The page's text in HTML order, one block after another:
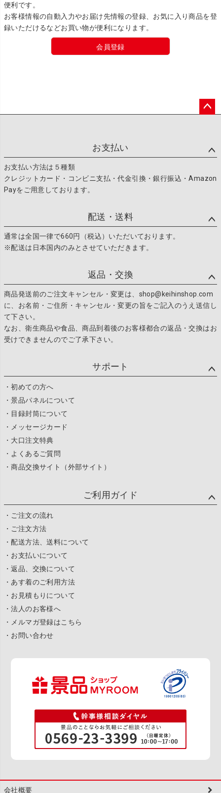
便利です。
お客様情報の自動入力やお届け先情報の登録、お気に入り商品を登
録いただけるなどお買い物が便利になります。
会員登録
お支払い
お支払い方法は５種類
クレジットカード・コンビニ支払・代金引換・銀行振込・Amazon
Payをご用意しております。
配送・送料
通常は全国一律で660円（税込）いただいております。
※配送は日本国内のみとさせていただきます。
返品・交換
商品発送前のご注文キャンセル・変更は、shop@keihinshop.com
に、お名前・ご住所・キャンセル・変更の旨をご記入のうえ送信し
て下さい。
なお、衛生商品や食品、商品到着後のお客様都合の返品・交換はお
受けできませんのでご了承下さい。
サポート
・初めての方へ
・景品パネルについて
・目録封筒について
・メッセージカード
・大口注文特典
・よくあるご質問
・商品交換サイト（外部サイト）
ご利用ガイド
・ご注文の流れ
・ご注文方法
・配送方法、送料について
・お支払いについて
・返品、交換について
・あす着のご利用方法
・お見積もりについて
・法人のお客様へ
・メルマガ登録はこちら
・お問い合わせ
会社概要